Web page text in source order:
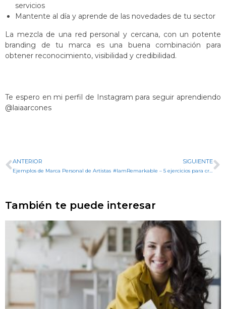
servicios
Mantente al día y aprende de las novedades de tu sector
La mezcla de una red personal y cercana, con un potente
branding de tu marca es una buena combinación para
obtener reconocimiento, visibilidad y credibilidad.
Te espero en mi perfil de Instagram para seguir aprendiendo
@laiaarcones
ANTERIOR
Ejemplos de Marca Personal de Artistas
SIGUIENTE
#IamRemarkable – 5 ejercicios para creer en ti
También te puede interesar